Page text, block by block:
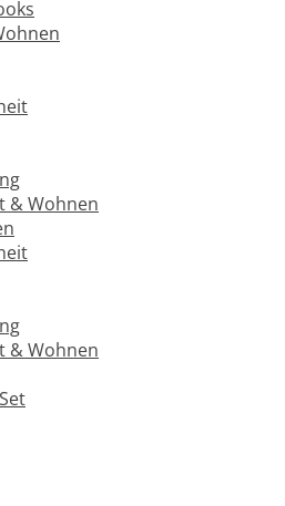
& Wohnen
& Wohnen